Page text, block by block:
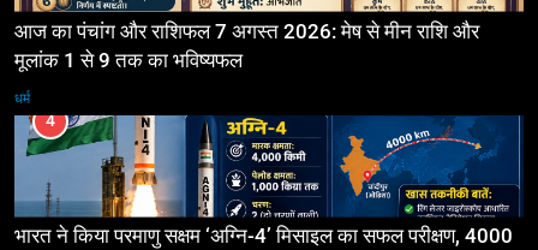
आज का पंचांग और राशिफल 7 अगस्त 2026: मेष से मीन राशि और
मूलांक 1 से 9 तक का भविष्यफल
धर्म
4
भारत ने किया परमाणु सक्षम ‘अग्नि-4’ मिसाइल का सफल परीक्षण, 4000